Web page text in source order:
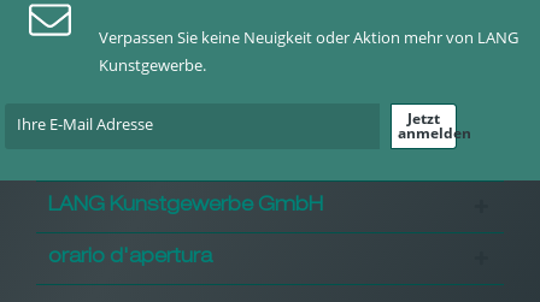
Verpassen Sie keine Neuigkeit oder Aktion mehr von LANG
Kunstgewerbe.
Jetzt
anmelden
LANG Kunstgewerbe GmbH
orario d'apertura